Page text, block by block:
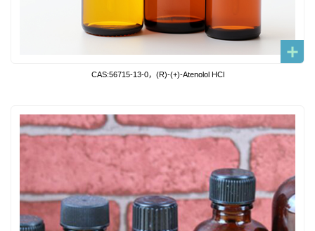
CAS:56715-13-0，(R)-(+)-Atenolol HCl